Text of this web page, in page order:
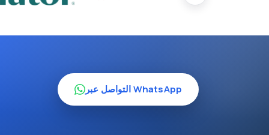
التواصل عبر WhatsApp